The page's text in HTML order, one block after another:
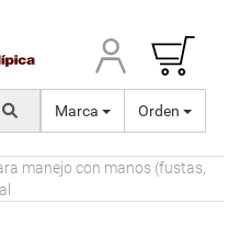
Marca Orden
manejo con manos (fustas,